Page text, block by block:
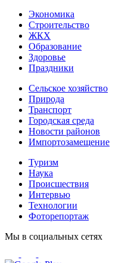
Экономика
Строительство
ЖКХ
Образование
Здоровье
Праздники
Сельское хозяйство
Природа
Транспорт
Городская среда
Новости районов
Импортозамещение
Туризм
Наука
Происшествия
Интервью
Технологии
Фоторепортаж
Мы в социальных сетях